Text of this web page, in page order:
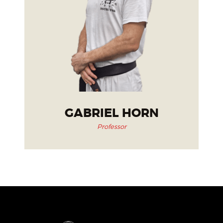
GABRIEL HORN
Professor